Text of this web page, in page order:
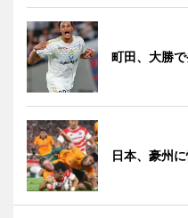
町田、大勝
日本、豪州